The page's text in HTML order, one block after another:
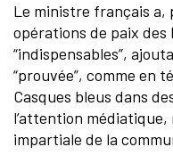
Le ministre français a,
opérations de paix
“indispensables”,
“prouvée”, comme en
Casques bleus dans
l’attention
impartiale de la